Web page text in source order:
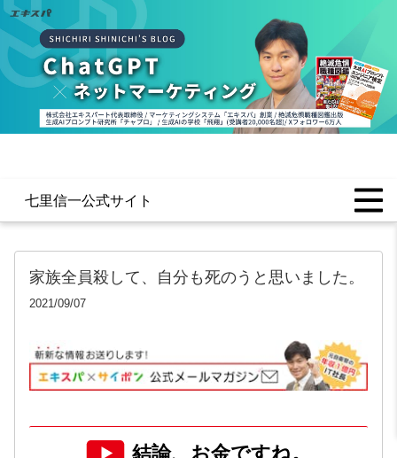
七里信一公式サイト
家族全員殺して、自分も死のうと思いました。
2021/09/07
結論、お金ですね。